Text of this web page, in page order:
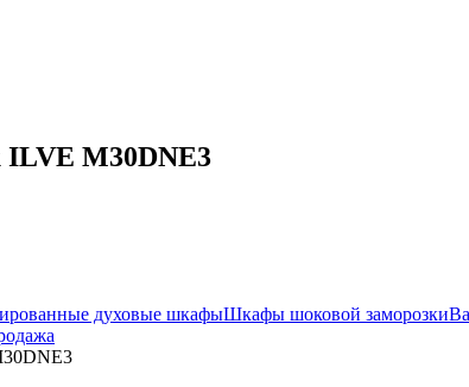
M30DNE3
духовые шкафыШкафы шоковой заморозки